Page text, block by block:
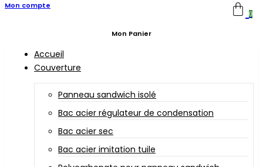
Mon compte
0
Mon Panier
Accueil
Couverture
Panneau sandwich isolé
Bac acier régulateur de condensation
Bac acier sec
Bac acier imitation tuile